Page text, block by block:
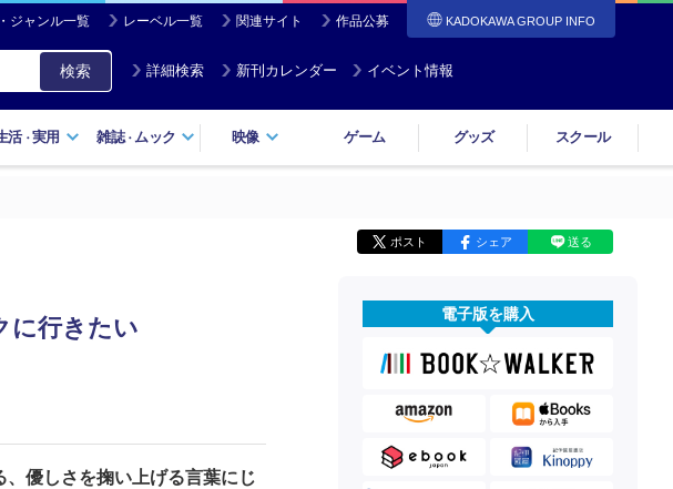
ジャンル一覧 レーベル一覧 関連サイト 作品公募 KADOKAWA GROUP INFO
検索 詳細検索 新刊カレンダー イベント情報
活・実用 雑誌・ ムック 映像 ゲーム グッズ スクール
ポスト シェア 送る
に行きたい
、優しさを掬い上げる言葉にじ
電子版を購入